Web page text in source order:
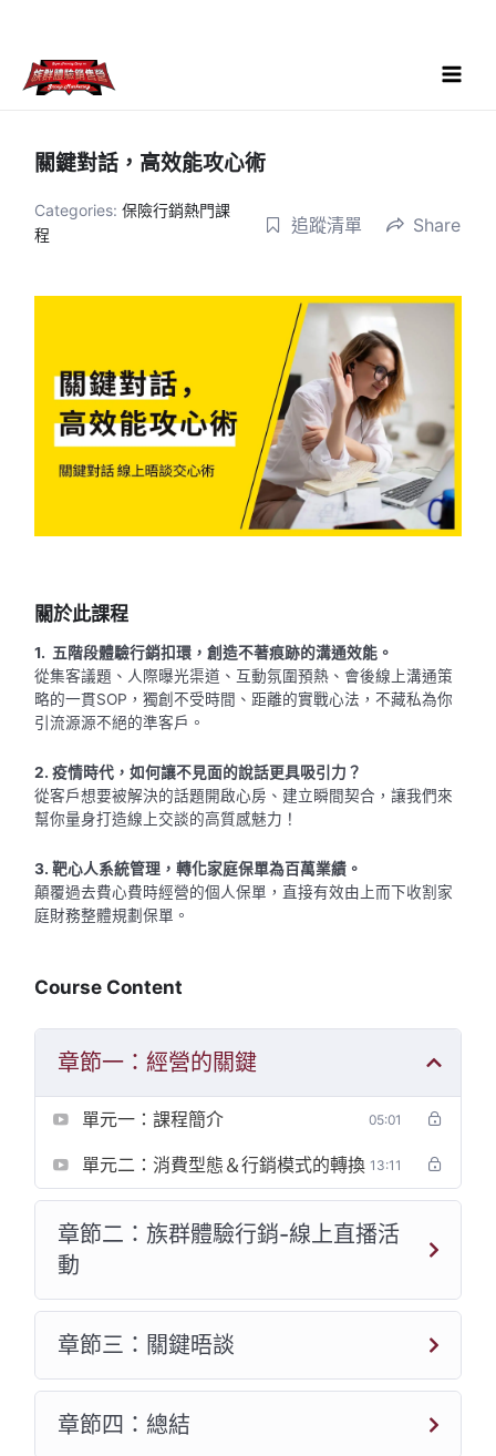
Main
關鍵對話，高效能攻心術
Categories:保險行銷熱門課
程
追蹤清單 Share
關於此課程
1. 五階段體驗行銷扣環，創造不著痕跡的溝通效能。
從集客議題、人際曝光渠道、互動氛圍預熱、會後線上溝通策
略的一貫SOP，獨創不受時間、距離的實戰心法，不藏私為你
引流源源不絕的準客戶。
2. 疫情時代，如何讓不見面的說話更具吸引力？
從客戶想要被解決的話題開啟心房、建立瞬間契合，讓我們來
幫你量身打造線上交談的高質感魅力！
3. 靶心人系統管理，轉化家庭保單為百萬業績。
顛覆過去費心費時經營的個人保單，直接有效由上而下收割家
庭財務整體規劃保單。
Course Content
章節一：經營的關鍵
單元一：課程簡介 05:01
單元二：消費型態＆行銷模式的轉換 13:11
章節二：族群體驗行銷-線上直播活
動
章節三：關鍵晤談
章節四：總結